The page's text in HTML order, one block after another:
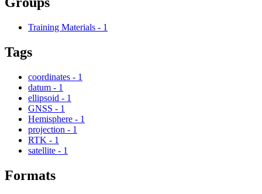
Training Materials - 1
Tags
coordinates - 1
datum - 1
ellipsoid - 1
GNSS - 1
Hemisphere - 1
projection - 1
RTK - 1
satellite - 1
Formats